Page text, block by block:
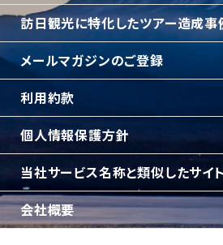
訪日観光に特化したツアー造成事
メールマガジンのご登録
利用約款
個人情報保護方針
当社サービス名称と類似したサイ
会社概要